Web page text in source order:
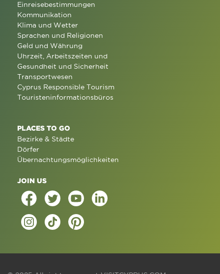
Einreisebestimmungen
Kommunikation
Klima und Wetter
Sprachen und Religionen
Geld und Währung
Uhrzeit, Arbeitszeiten und
Gesundheit und Sicherheit
Transportwesen
Cyprus Responsible Tourism
Touristeninformationsbüros
PLACES TO GO
Bezirke & Städte
Dörfer
Übernachtungsmöglichkeiten
JOIN US